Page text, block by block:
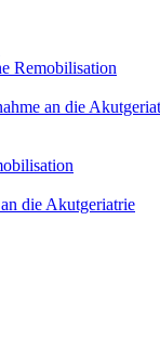
Remobilisation
an die
die Akutgeriatrie